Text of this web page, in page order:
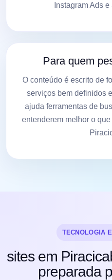
Instagram Ads
Para quem
O conteúdo é escrito de
serviços bem definidos
ajuda ferramentas de
entenderem melhor o
TECNOLOGIA
sites em
preparada